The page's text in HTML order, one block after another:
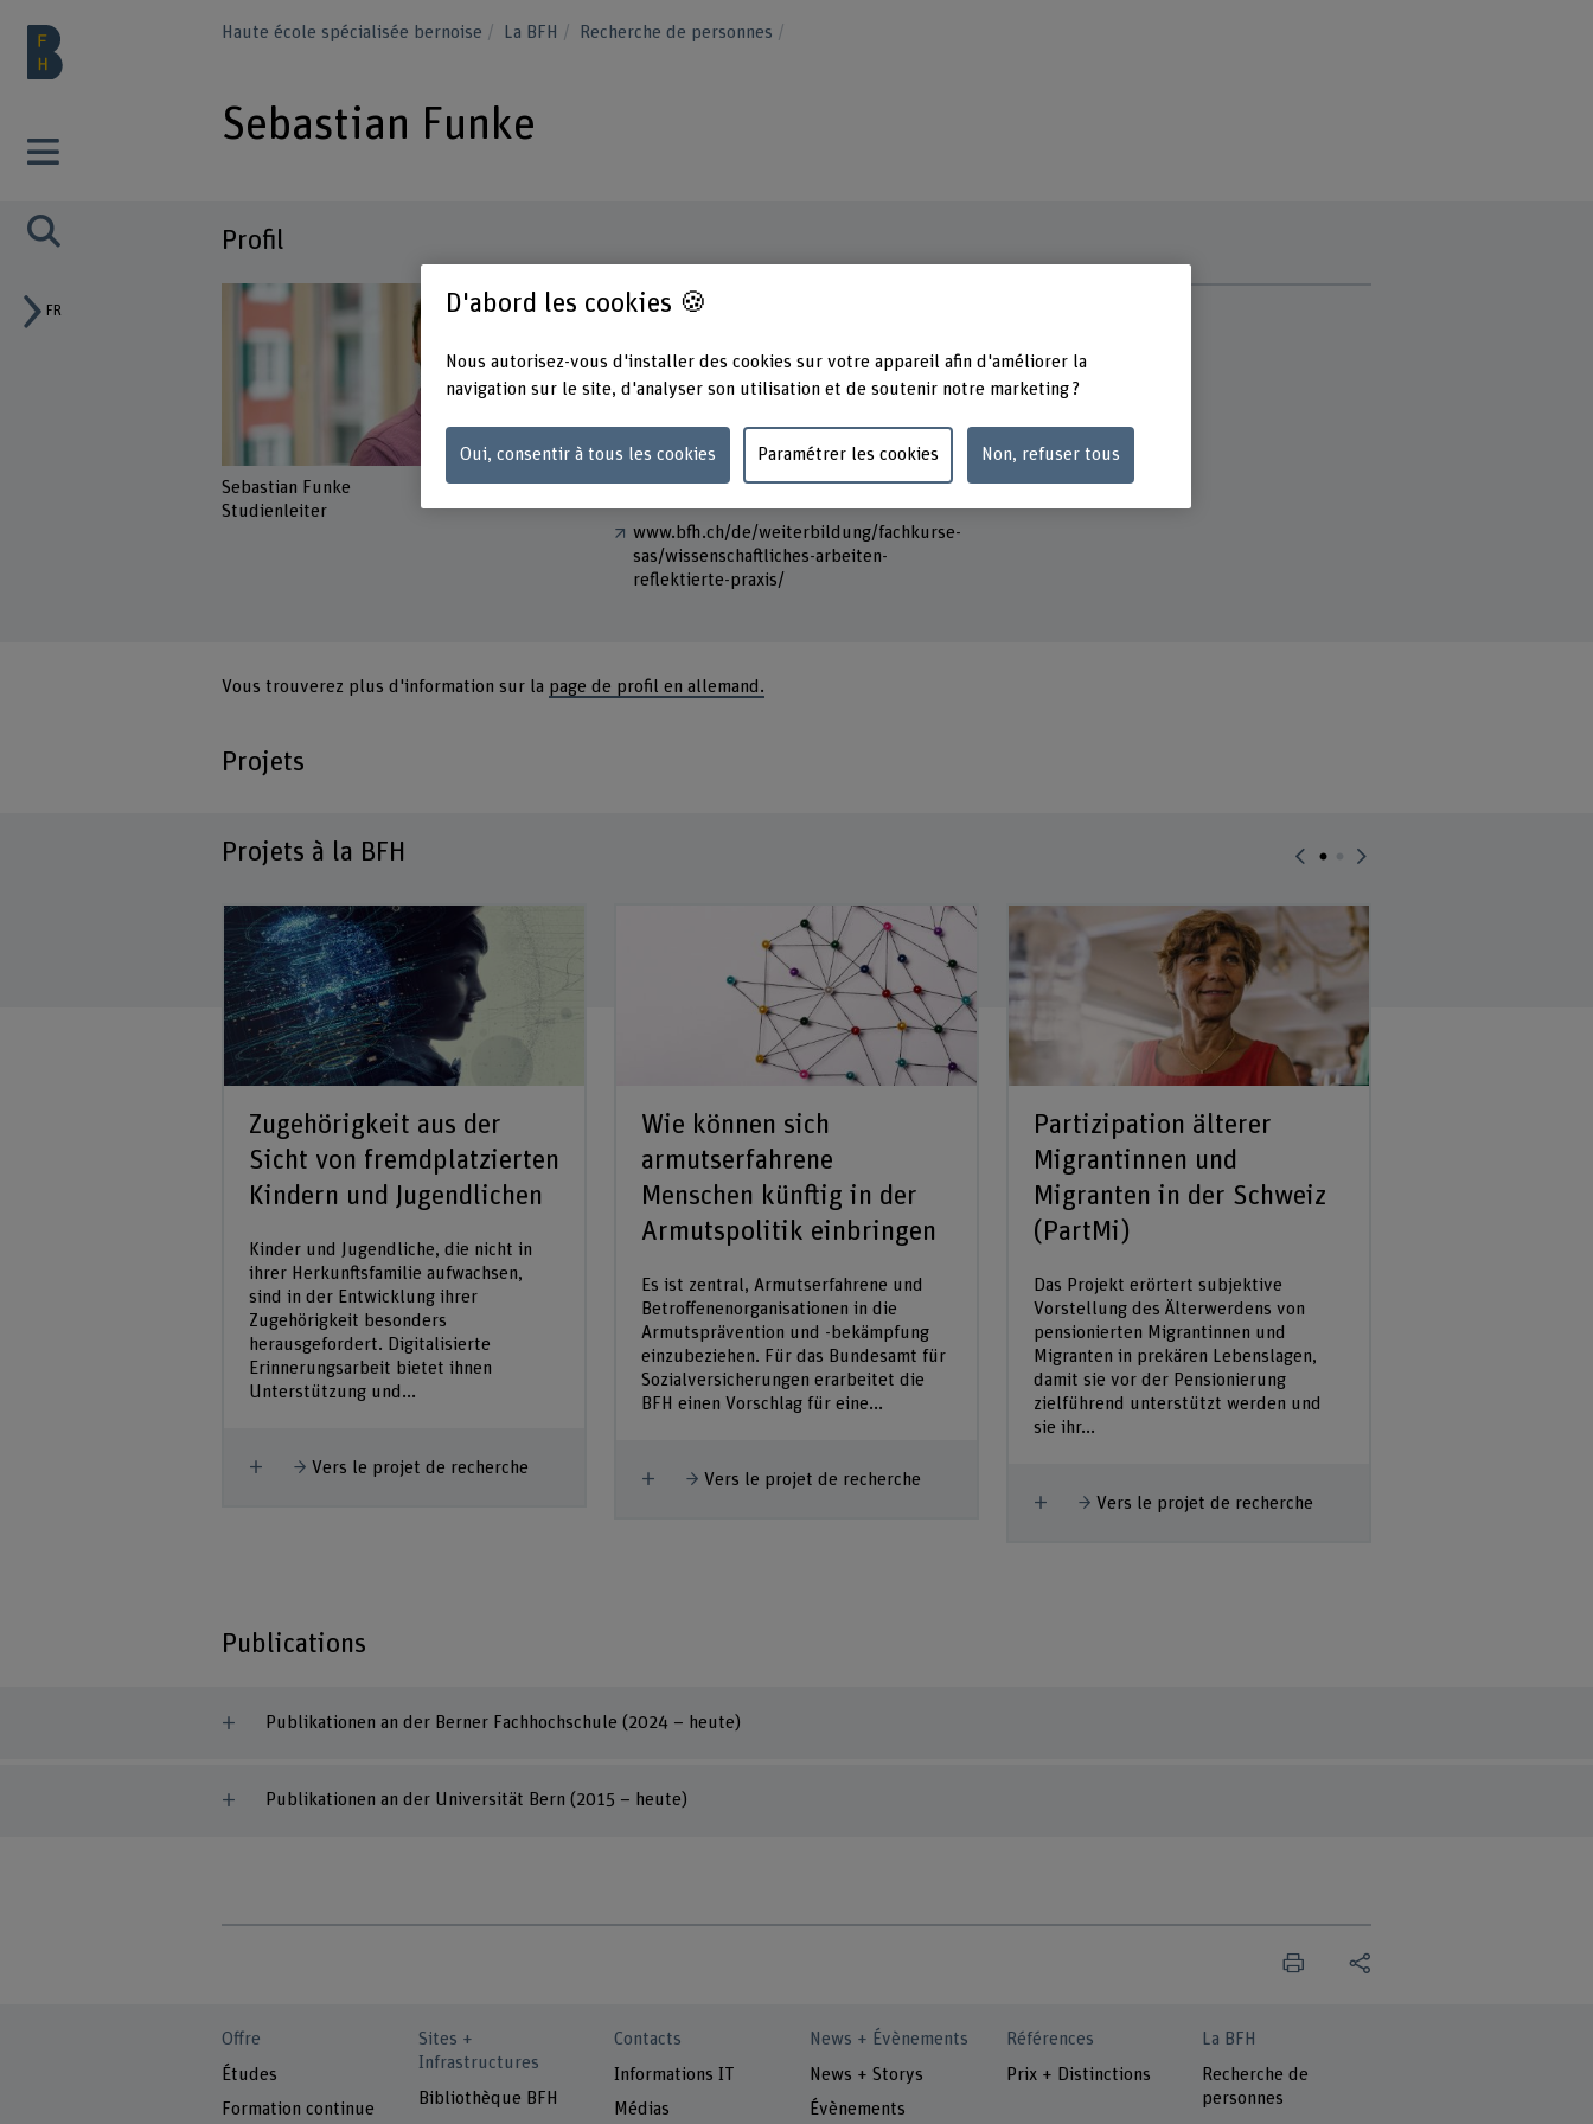
FR
Haute école spécialisée bernoise La BFH Recherche de personnes
Sebastian Funke
Profil
Sebastian Funke
Studienleiter
Contact
Afficher l'e-mail
www.bfh.ch/fr/sebastian-funke
www.bfh.ch/de/weiterbildung/fachkurse-
sas/wissenschaftliches-arbeiten-
reflektierte-praxis/
Santé
Murtenstrasse 10
3008 Bern
Vous trouverez plus d'information sur la page de profil en allemand.
Projets
Projets à la BFH
Zugehörigkeit aus der
Sicht von fremdplatzierten
Kindern und Jugendlichen
​Kinder und Jugendliche, die nicht in
ihrer Herkunftsfamilie aufwachsen,
sind in der Entwicklung ihrer
Zugehörigkeit besonders
herausgefordert. Digitalisierte
Erinnerungsarbeit bietet ihnen
Unterstützung und...
Afficher plus
Vers le projet de recherche
Wie können sich
armutserfahrene
Menschen künftig in der
Armutspolitik einbringen
Es ist zentral, Armutserfahrene und
Betroffenenorganisationen in die
Armutsprävention und -bekämpfung
einzubeziehen. Für das Bundesamt für
Sozialversicherungen erarbeitet die
BFH einen Vorschlag für eine...
Afficher plus
Vers le projet de recherche
Partizipation älterer
Migrantinnen und
Migranten in der Schweiz
(PartMi)
Das Projekt erörtert subjektive
Vorstellung des Älterwerdens von
pensionierten Migrantinnen und
Migranten in prekären Lebenslagen,
damit sie vor der Pensionierung
zielführend unterstützt werden und
sie ihr...
Afficher plus
Vers le projet de recherche
Publications
Publikationen an der Berner Fachhochschule (2024 – heute)
Publikationen an der Universität Bern (2015 – heute)
Offre
Études
Formation continue
Sites +
Infrastructures
Bibliothèque BFH
Contacts
Informations IT
Médias
News + Évènements
News + Storys
Évènements
Références
Prix + Distinctions
La BFH
Recherche de
personnes
D'abord les cookies 🍪
Nous autorisez-vous d'installer des cookies sur votre appareil afin d'améliorer la
navigation sur le site, d'analyser son utilisation et de soutenir notre marketing ?
Oui, consentir à tous les cookies Paramétrer les cookies Non, refuser tous